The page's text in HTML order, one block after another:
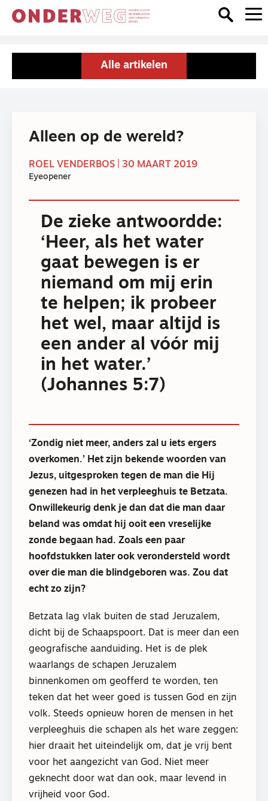
Alle artikelen
Alleen op de wereld?
ROEL VENDERBOS | 30 MAART 2019
Eyeopener
De zieke antwoordde:
‘Heer, als het water
gaat bewegen is er
niemand om mij erin
te helpen; ik probeer
het wel, maar altijd is
een ander al vóór mij
in het water.’
(Johannes 5:7)
‘Zondig niet meer, anders zal u iets ergers
overkomen.’ Het zijn bekende woorden van
Jezus, uitgesproken tegen de man die Hij
genezen had in het verpleeghuis te Betzata.
Onwillekeurig denk je dan dat die man daar
beland was omdat hij ooit een vreselijke
zonde begaan had. Zoals een paar
hoofdstukken later ook verondersteld wordt
over die man die blindgeboren was. Zou dat
echt zo zijn?
Betzata lag vlak buiten de stad Jeruzalem,
dicht bij de Schaapspoort. Dat is meer dan een
geografische aanduiding. Het is de plek
waarlangs de schapen Jeruzalem
binnenkomen om geofferd te worden, ten
teken dat het weer goed is tussen God en zijn
volk. Steeds opnieuw horen de mensen in het
verpleeghuis die schapen als het ware zeggen:
hier draait het uiteindelijk om, dat je vrij bent
voor het aangezicht van God. Niet meer
geknecht door wat dan ook, maar levend in
vrijheid voor God.